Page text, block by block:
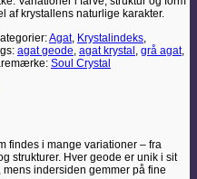
af krystallens naturlige karakter.
Agat, Krystalindeks,
agat geode, agat krystal , grå agat,
Soul Crystal
findes i mange variationer – fra
strukturer. Hver geode er unik i sit
indersiden gemmer på fine